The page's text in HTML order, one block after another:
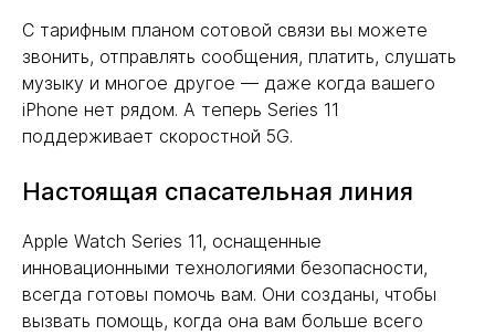
С тарифным планом сотовой связи вы можете
звонить, отправлять сообщения, платить, слушать
музыку и многое другое — даже когда вашего
iPhone нет рядом. А теперь Series 11
поддерживает скоростной 5G.
Настоящая спасательная линия
Apple Watch Series 11, оснащенные
инновационными технологиями безопасности,
всегда готовы помочь вам. Они созданы, чтобы
вызвать помощь, когда она вам больше всего